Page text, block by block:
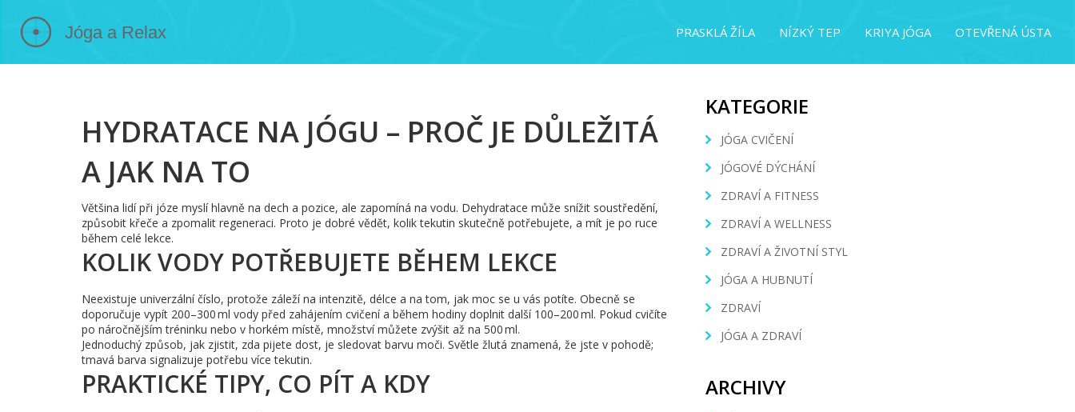
PRASKLÁ ŽÍLA NÍZKÝ TEP KRIYA JÓGA OTEVŘENÁ ÚSTA
HYDRATACE NA JÓGU – PROČ JE DŮLEŽITÁ
A JAK NA TO
Většina lidí při józe myslí hlavně na dech a pozice, ale zapomíná na vodu. Dehydratace může snížit soustředění,
způsobit křeče a zpomalit regeneraci. Proto je dobré vědět, kolik tekutin skutečně potřebujete, a mít je po ruce
během celé lekce.
KOLIK VODY POTŘEBUJETE BĚHEM LEKCE
Neexistuje univerzální číslo, protože záleží na intenzitě, délce a na tom, jak moc se u vás potíte. Obecně se
doporučuje vypít 200–300 ml vody před zahájením cvičení a během hodiny doplnit další 100–200 ml. Pokud cvičíte
po náročnějším tréninku nebo v horkém místě, množství můžete zvýšit až na 500 ml.
Jednoduchý způsob, jak zjistit, zda pijete dost, je sledovat barvu moči. Světle žlutá znamená, že jste v pohodě;
tmavá barva signalizuje potřebu více tekutin.
PRAKTICKÉ TIPY, CO PÍT A KDY
KATEGORIE
JÓGA CVIČENÍ
JÓGOVÉ DÝCHÁNÍ
ZDRAVÍ A FITNESS
ZDRAVÍ A WELLNESS
ZDRAVÍ A ŽIVOTNÍ STYL
JÓGA A HUBNUTÍ
ZDRAVÍ
JÓGA A ZDRAVÍ
ARCHIVY